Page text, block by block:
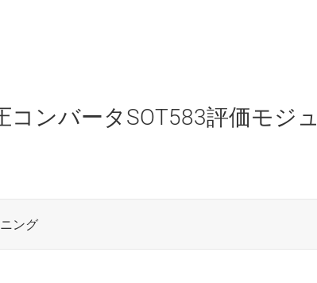
コンバータSOT583評価モジュ